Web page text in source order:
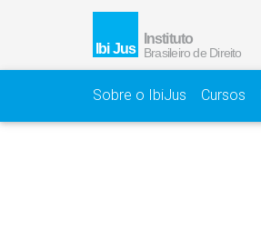
Sobre o IbiJus Cursos